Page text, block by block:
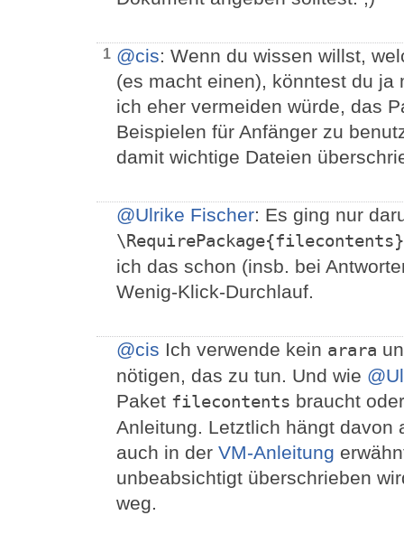
1 @cis: Wenn du wissen willst,
(es macht einen), könntest du
ich eher vermeiden würde, das
Beispielen für Anfänger zu
damit wichtige Dateien
@Ulrike Fischer: Es ging nur
\RequirePackage{filecontents}
ich das schon (insb. bei
Wenig-Klick-Durchlauf.
@cis Ich verwende kein arara
nötigen, das zu tun. Und wie
Paket filecontents braucht
Anleitung. Letztlich hängt davon
auch in der VM-Anleitung
unbeabsichtigt überschrieben
weg.